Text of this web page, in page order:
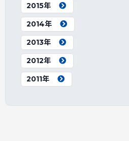
2015年
2014年
2013年
2012年
2011年